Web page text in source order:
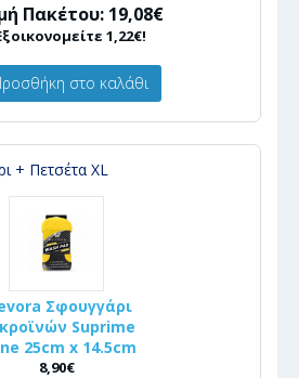
Πακέτου: 19,08€
1,22€!
στο καλάθι
+ Πετσέτα XL
Σφουγγάρι
Suprime
25cm x 14.5cm
8,90€